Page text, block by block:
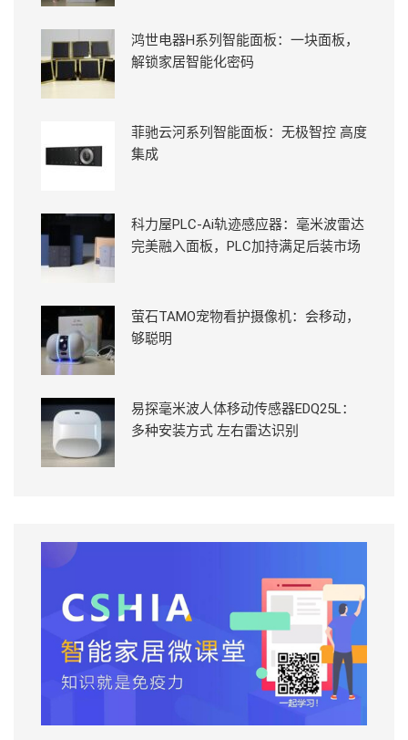
鸿世电器H系列智能面板：一块面板，
解锁家居智能化密码
菲驰云河系列智能面板：无极智控 高度
集成
科力屋PLC-Ai轨迹感应器：毫米波雷达
完美融入面板，PLC加持满足后装市场
萤石TAMO宠物看护摄像机：会移动，
够聪明
易探毫米波人体移动传感器EDQ25L：
多种安装方式 左右雷达识别